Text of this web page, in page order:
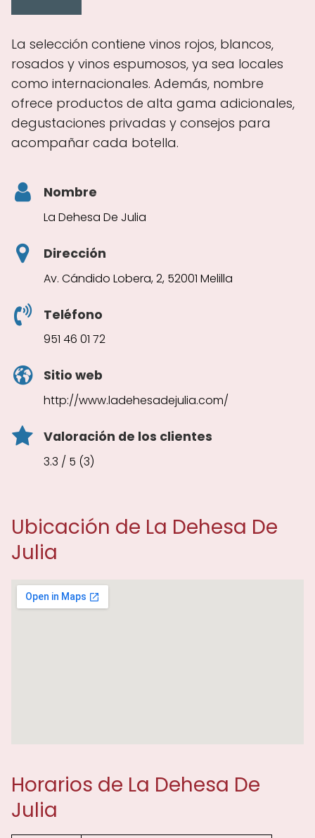
La selección contiene vinos rojos, blancos,
rosados y vinos espumosos, ya sea locales
como internacionales. Además, nombre
ofrece productos de alta gama adicionales,
degustaciones privadas y consejos para
acompañar cada botella.
Nombre
La Dehesa De Julia
Dirección
Av. Cándido Lobera, 2, 52001 Melilla
Teléfono
951 46 01 72
Sitio web
http://www.ladehesadejulia.com/
Valoración de los clientes
3.3 / 5 (3)
Ubicación de La Dehesa De
Julia
Horarios de La Dehesa De
Julia